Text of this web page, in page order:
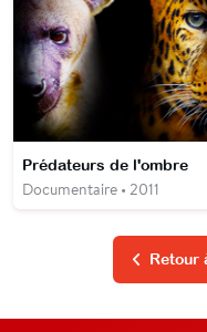
Prédateurs de l'ombre
Documentaire • 2011
Retour